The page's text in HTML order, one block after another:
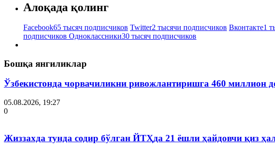
Алоқада қолинг
Facebook65 тысяч подписчиков Twitter2 тысячи подписчиков Вконтакте1
подписчиков Одноклассники30 тысяч подписчиков
Бошқа янгиликлар
Ўзбекистонда чорвачиликни ривожлантиришга 460 миллион
05.08.2026, 19:27
0
Жиззахда тунда содир бўлган ЙТҲда 21 ёшли ҳайдовчи қиз